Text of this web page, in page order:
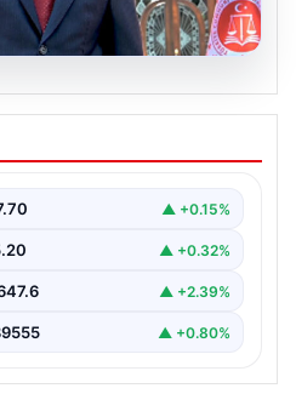
Yasa
Devleti İlkeleri
Türkiye'nin terörden▲ +0.15%
▲ +0.32%
▲ +2.39%
▲ +0.80%